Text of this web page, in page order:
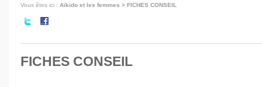
Vous êtes ici : Aïkido et les femmes > FICHES CONSEIL
FICHES CONSEIL